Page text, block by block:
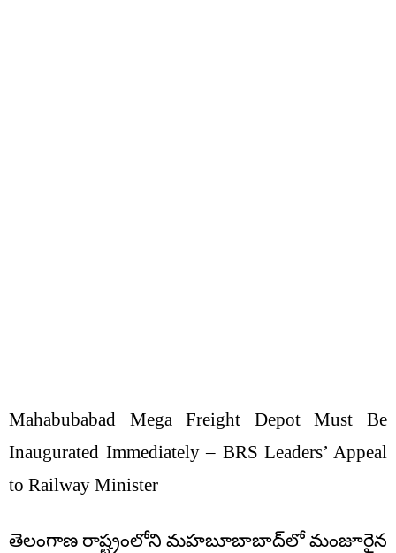
Mahabubabad Mega Freight Depot Must Be
Inaugurated Immediately – BRS Leaders’ Appeal
to Railway Minister
తెలంగాణ రాష్ట్రంలోని మహబూబాబాద్‌లో మంజూరైన